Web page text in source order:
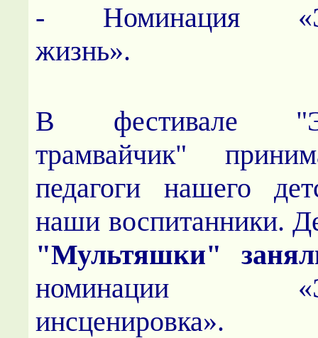
- Номинация
жизнь».
В фестивале
трамвайчик"
педагоги нашего
наши воспитанники.
"Мультяшки"
номинации
инсценировка».